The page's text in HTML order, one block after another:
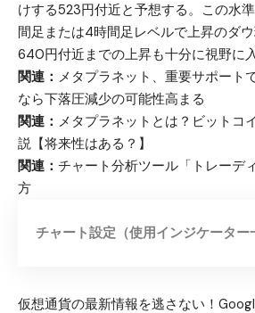
けする523円付近と予想する。この水
間足または4時間足レベルで上昇のダウ
640円付近までの上昇も十分に視野に入
関連： メタプラネット、重要サポー
なら下落圧減少の可能性高まる
関連： メタプラネットとは？ビットコ
説【将来性はある？】
関連： チャート分析ツール「トレーデ
方
チャート設定（使用インジケーター
仮想通貨の最新情報を逃さない！